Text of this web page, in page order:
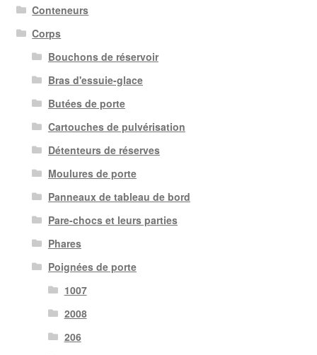
Conteneurs
Corps
Bouchons de réservoir
Bras d'essuie-glace
Butées de porte
Cartouches de pulvérisation
Détenteurs de réserves
Moulures de porte
Panneaux de tableau de bord
Pare-chocs et leurs parties
Phares
Poignées de porte
1007
2008
206